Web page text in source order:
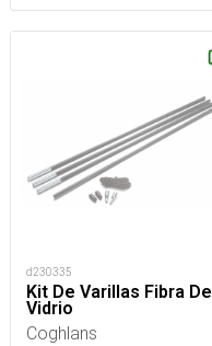
d230335
Kit De Varillas Fibra De
Vidrio
Coghlans